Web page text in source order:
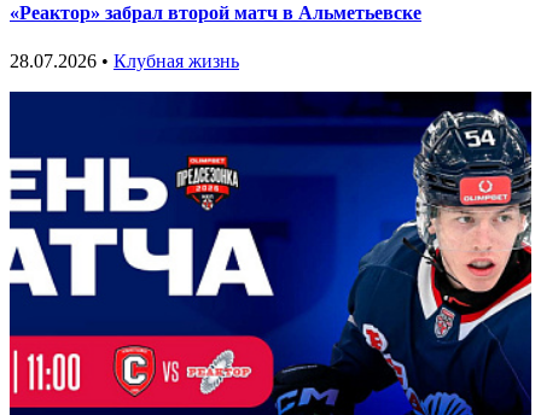
«Реактор» забрал второй матч в Альметьевске
28.07.2026 • Клубная жизнь